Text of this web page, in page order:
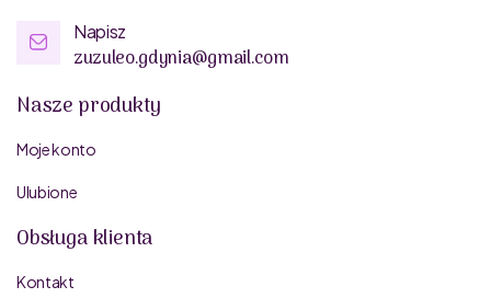
Napisz
zuzuleo.gdynia@gmail.com
Nasze produkty
Moje konto
Ulubione
Obsługa klienta
Kontakt